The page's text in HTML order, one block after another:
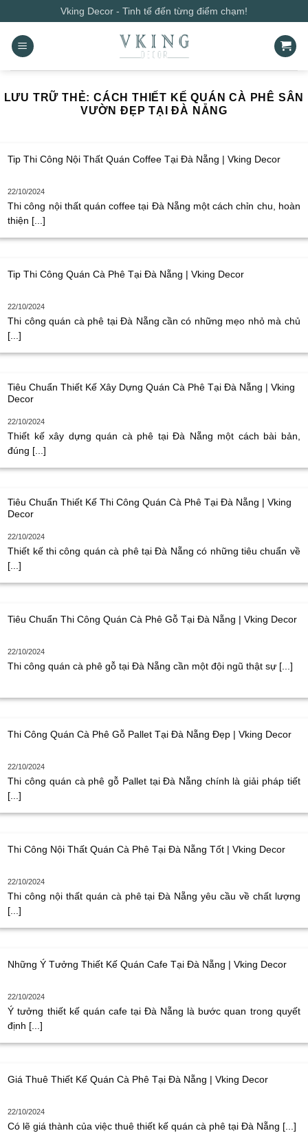
qua
nội
dung
Vking Decor - Tinh tế đến từng điểm chạm!
LƯU TRỮ THẺ:CÁCH THIẾT KẾ QUÁN CÀ PHÊ SÂN
VƯỜN ĐẸP TẠI ĐÀ NẴNG
Tip Thi Công Nội Thất Quán Coffee Tại Đà Nẵng | Vking Decor
22/10/2024
Thi công nội thất quán coffee tại Đà Nẵng một cách chỉn chu, hoàn
thiện [...]
Tip Thi Công Quán Cà Phê Tại Đà Nẵng | Vking Decor
22/10/2024
Thi công quán cà phê tại Đà Nẵng cần có những mẹo nhỏ mà chủ
[...]
Tiêu Chuẩn Thiết Kế Xây Dựng Quán Cà Phê Tại Đà Nẵng | Vking
Decor
22/10/2024
Thiết kế xây dựng quán cà phê tại Đà Nẵng một cách bài bản,
đúng [...]
Tiêu Chuẩn Thiết Kế Thi Công Quán Cà Phê Tại Đà Nẵng | Vking
Decor
22/10/2024
Thiết kế thi công quán cà phê tại Đà Nẵng có những tiêu chuẩn về
[...]
Tiêu Chuẩn Thi Công Quán Cà Phê Gỗ Tại Đà Nẵng | Vking Decor
22/10/2024
Thi công quán cà phê gỗ tại Đà Nẵng cần một đội ngũ thật sự [...]
Thi Công Quán Cà Phê Gỗ Pallet Tại Đà Nẵng Đẹp | Vking Decor
22/10/2024
Thi công quán cà phê gỗ Pallet tại Đà Nẵng chính là giải pháp tiết
[...]
Thi Công Nội Thất Quán Cà Phê Tại Đà Nẵng Tốt | Vking Decor
22/10/2024
Thi công nội thất quán cà phê tại Đà Nẵng yêu cầu về chất lượng
[...]
Những Ý Tưởng Thiết Kế Quán Cafe Tại Đà Nẵng | Vking Decor
22/10/2024
Ý tưởng thiết kế quán cafe tại Đà Nẵng là bước quan trong quyết
định [...]
Giá Thuê Thiết Kế Quán Cà Phê Tại Đà Nẵng | Vking Decor
22/10/2024
Có lẽ giá thành của việc thuê thiết kế quán cà phê tại Đà Nẵng [...]